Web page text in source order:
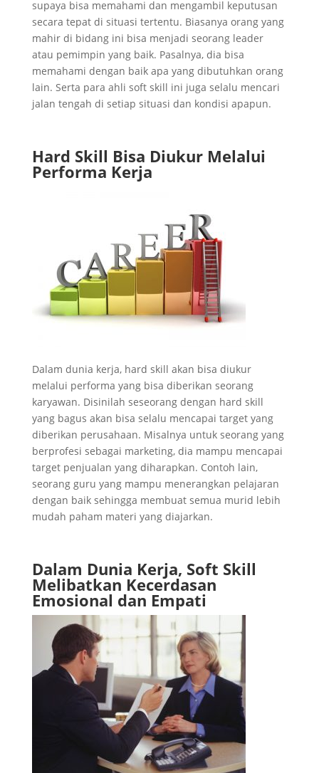
supaya bisa memahami dan mengambil keputusan
secara tepat di situasi tertentu. Biasanya orang yang
mahir di bidang ini bisa menjadi seorang leader
atau pemimpin yang baik. Pasalnya, dia bisa
memahami dengan baik apa yang dibutuhkan orang
lain. Serta para ahli soft skill ini juga selalu mencari
jalan tengah di setiap situasi dan kondisi apapun.
Hard Skill Bisa Diukur Melalui
Performa Kerja
Dalam dunia kerja, hard skill akan bisa diukur
melalui performa yang bisa diberikan seorang
karyawan. Disinilah seseorang dengan hard skill
yang bagus akan bisa selalu mencapai target yang
diberikan perusahaan. Misalnya untuk seorang yang
berprofesi sebagai marketing, dia mampu mencapai
target penjualan yang diharapkan. Contoh lain,
seorang guru yang mampu menerangkan pelajaran
dengan baik sehingga membuat semua murid lebih
mudah paham materi yang diajarkan.
Dalam Dunia Kerja, Soft Skill
Melibatkan Kecerdasan
Emosional dan Empati